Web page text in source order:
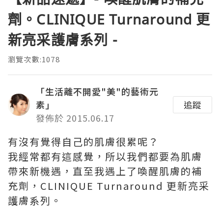
劑。CLINIQUE Turnaround 更
新亮采護膚系列 -
瀏覽次數:1078
「生活離不開愛"美"的藝術元
素」
發佈於 2015.06.17
追蹤
有沒有覺得自己的肌膚很累呢？
我經常都有這感覺，所以我們都要為肌膚
帶來新機遇，直至我遇上了喚醒肌膚的補
充劑，CLINIQUE Turnaround 更新亮采
護膚系列。